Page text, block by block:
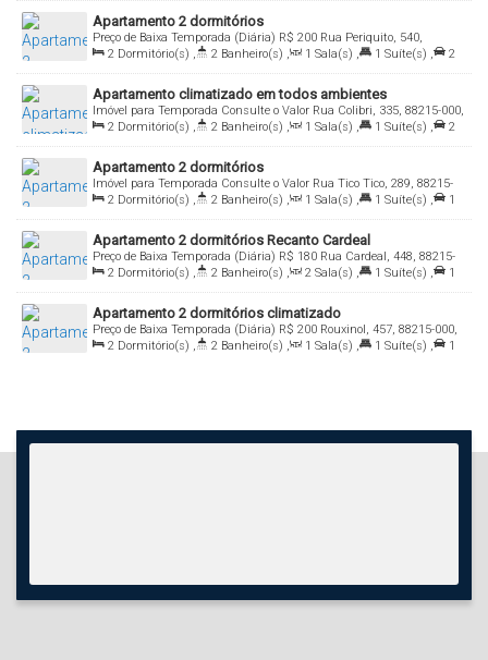
Apartamento 2 dormitórios
R$ 200
Preço de Baixa Temporada (Diária)
Rua Periquito, 540,
Bombas, Bombinhas, Santa Catarina, Brasil
2 Dormitório(s) , 2 Banheiro(s) , 1 Sala(s) , 1 Suíte(s) ,
2
Vaga(s) , Útil: 65.00m²
Apartamento climatizado em todos ambientes
Consulte o Valor
Imóvel para Temporada
Rua Colibri, 335, 88215-000,
Bombas, Bombinhas, Santa Catarina, Brasil
2 Dormitório(s) , 2 Banheiro(s) , 1 Sala(s) , 1 Suíte(s) ,
2
Vaga(s) , Útil: 65.00m²
Apartamento 2 dormitórios
Consulte o Valor
Imóvel para Temporada
Rua Tico Tico, 289, 88215-
000, Bombas, Bombinhas, Santa Catarina, Brasil
2 Dormitório(s) , 2 Banheiro(s) , 1 Sala(s) , 1 Suíte(s) ,
1
Vaga(s) , Útil: 72.00m²
Apartamento 2 dormitórios Recanto Cardeal
R$ 180
Preço de Baixa Temporada (Diária)
Rua Cardeal, 448, 88215-
000, Bombas, Bombinhas, Santa Catarina, Brasil
2 Dormitório(s) , 2 Banheiro(s) , 2 Sala(s) , 1 Suíte(s) ,
1
Vaga(s) , Útil: 72.00m²
Apartamento 2 dormitórios climatizado
R$ 200
Preço de Baixa Temporada (Diária)
Rouxinol, 457, 88215-000,
Bombas, Bombinhas, Santa Catarina, Brasil
2 Dormitório(s) , 2 Banheiro(s) , 1 Sala(s) , 1 Suíte(s) ,
1